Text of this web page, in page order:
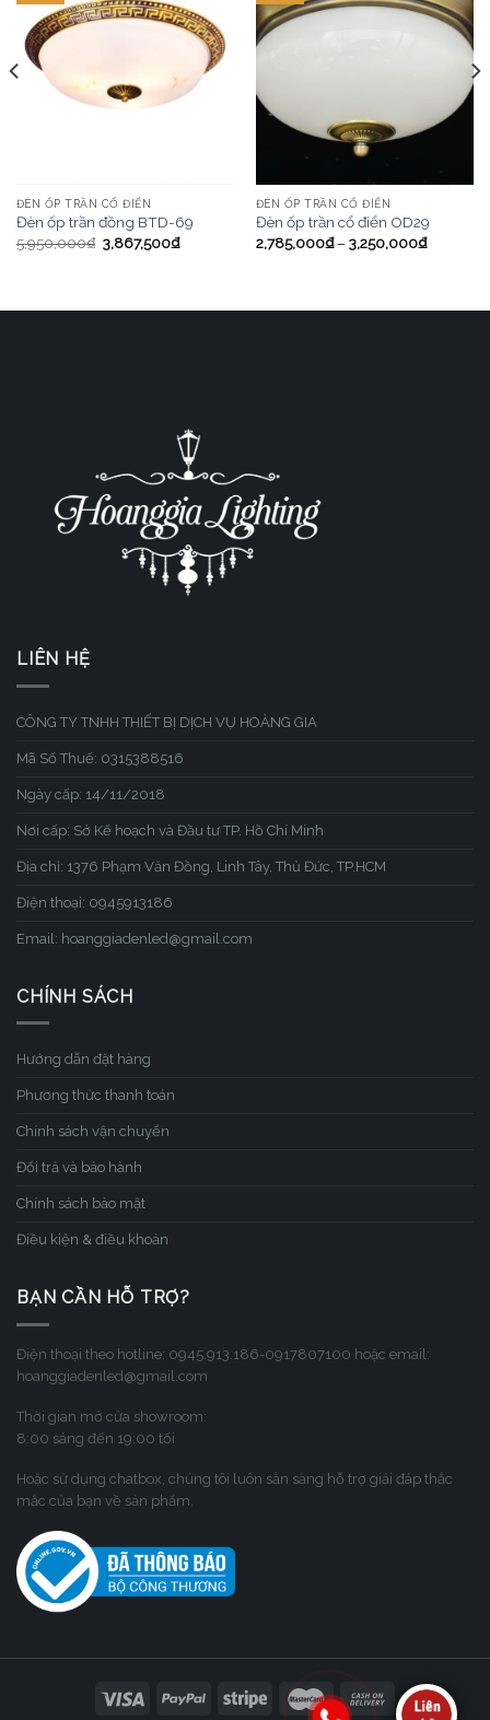
ĐÈN ỐP TRẦN CỔ ĐIỂN
Đèn ốp trần đồng BTD-69
5,950,000₫ 3,867,500₫
ĐÈN ỐP TRẦN CỔ ĐIỂN
Đèn ốp trần cổ điển OD29
2,785,000₫– 3,250,000₫
LIÊN HỆ
CÔNG TY TNHH THIẾT BỊ DỊCH VỤ HOÀNG GIA
Mã Số Thuế: 0315388516
Ngày cấp: 14/11/2018
Nơi cấp: Sở Kế hoạch và Đầu tư TP. Hồ Chí Minh
Địa chỉ: 1376 Phạm Văn Đồng, Linh Tây, Thủ Đức, TP.HCM
Điện thoại: 0945913186
Email: hoanggiadenled@gmail.com
CHÍNH SÁCH
Hướng dẫn đặt hàng
Phương thức thanh toán
Chính sách vận chuyển
Đổi trả và bảo hành
Chính sách bảo mật
Điều kiện & điều khoản
BẠN CẦN HỖ TRỢ?
Điện thoại theo hotline: 0945.913.186-0917807100 hoặc email:
hoanggiadenled@gmail.com
Thời gian mở cửa showroom:
8:00 sáng đến 19:00 tối
Hoặc sử dụng chatbox, chúng tôi luôn sẳn sàng hỗ trợ giải đáp thắc
mắc của bạn về sản phẩm.